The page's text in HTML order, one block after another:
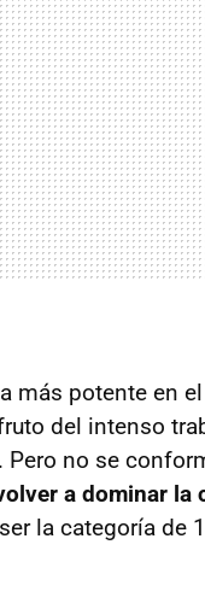
más potente en
del intenso
Pero no se
a dominar la
la categoría de